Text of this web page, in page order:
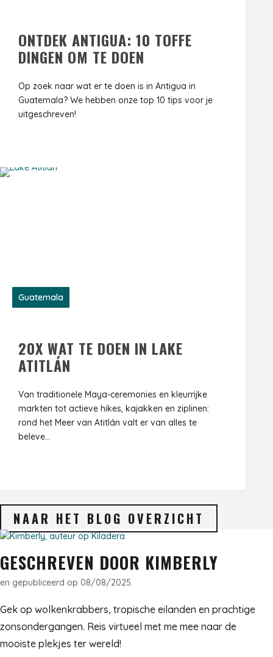
ONTDEK ANTIGUA: 10 TOFFE
DINGEN OM TE DOEN
Op zoek naar wat er te doen is in Antigua in
Guatemala? We hebben onze top 10 tips voor je
uitgeschreven!
Guatemala
20X WAT TE DOEN IN LAKE
ATITLÁN
Van traditionele Maya-ceremonies en kleurrijke
markten tot actieve hikes, kajakken en ziplinen:
rond het Meer van Atitlán valt er van alles te
beleve...
NAAR HET BLOG OVERZICHT
GESCHREVEN DOOR KIMBERLY
en gepubliceerd op 08/08/2025.
Gek op wolkenkrabbers, tropische eilanden en prachtige
zonsondergangen. Reis virtueel met me mee naar de
mooiste plekjes ter wereld!